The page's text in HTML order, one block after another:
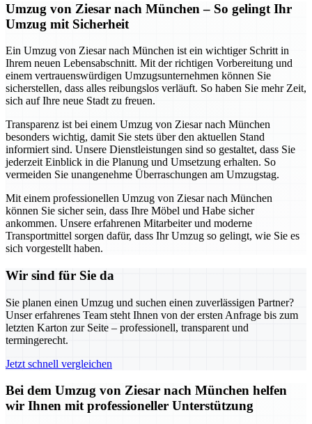
Umzug von Ziesar nach München – So gelingt Ihr
Umzug mit Sicherheit
Ein Umzug von Ziesar nach München ist ein wichtiger Schritt in
Ihrem neuen Lebensabschnitt. Mit der richtigen Vorbereitung und
einem vertrauenswürdigen Umzugsunternehmen können Sie
sicherstellen, dass alles reibungslos verläuft. So haben Sie mehr Zeit,
sich auf Ihre neue Stadt zu freuen.
Transparenz ist bei einem Umzug von Ziesar nach München
besonders wichtig, damit Sie stets über den aktuellen Stand
informiert sind. Unsere Dienstleistungen sind so gestaltet, dass Sie
jederzeit Einblick in die Planung und Umsetzung erhalten. So
vermeiden Sie unangenehme Überraschungen am Umzugstag.
Mit einem professionellen Umzug von Ziesar nach München
können Sie sicher sein, dass Ihre Möbel und Habe sicher
ankommen. Unsere erfahrenen Mitarbeiter und moderne
Transportmittel sorgen dafür, dass Ihr Umzug so gelingt, wie Sie es
sich vorgestellt haben.
Wir sind für Sie da
Sie planen einen Umzug und suchen einen zuverlässigen Partner?
Unser erfahrenes Team steht Ihnen von der ersten Anfrage bis zum
letzten Karton zur Seite – professionell, transparent und
termingerecht.
Jetzt schnell vergleichen
Bei dem Umzug von Ziesar nach München helfen
wir Ihnen mit professioneller Unterstützung